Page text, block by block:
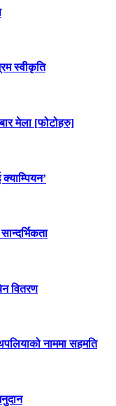
स्वीकृति
मेला [फोटोहरु]
वितरण
नाममा सहमति